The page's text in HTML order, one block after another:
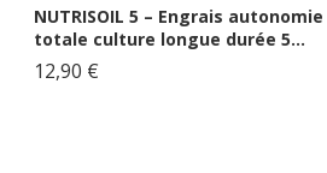
NUTRISOIL 5 – Engrais autonomie
totale culture longue durée 5...
12,90 €